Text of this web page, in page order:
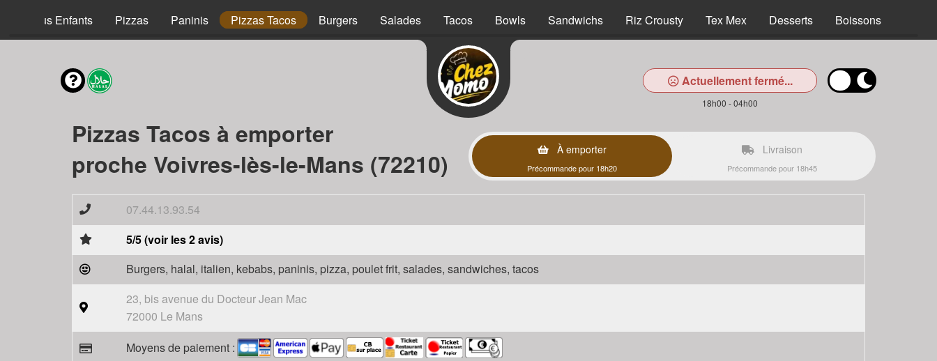
Menus Enfants Pizzas Paninis Pizzas Tacos Burgers Salades Tacos Bowls Sandwichs Riz Crousty Tex Mex Desserts Boissons
Actuellement fermé...
18h00 - 04h00
Pizzas Tacos à emporter
proche Voivres-lès-le-Mans (72210)
À emporter
Précommande pour 18h20
Livraison
Précommande pour 18h45
07.44.13.93.54
5/5 (voir les 2 avis)
Burgers, halal, italien, kebabs, paninis, pizza, poulet frit, salades, sandwiches, tacos
23, bis avenue du Docteur Jean Mac
72000 Le Mans
Moyens de paiement :